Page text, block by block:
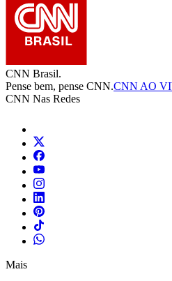
CNN Brasil.
Pense bem, pense CNN.CNN AO
CNN Nas Redes
Mais